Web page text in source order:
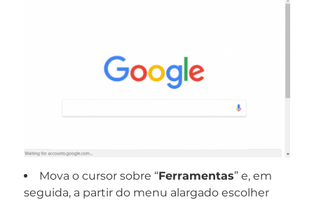
Mova o cursor sobre “Ferramentas” e, em
seguida, a partir do menu alargado escolher